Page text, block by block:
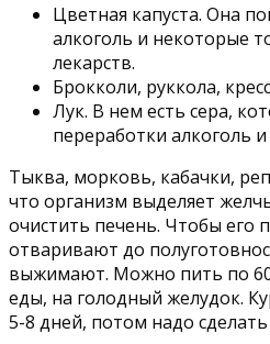
Цветная капуста. Она
алкоголь и некоторые
лекарств.
Брокколи, руккола,
Лук. В нем есть сера,
переработки алкоголь
Тыква, морковь, кабачки,
что организм выделяет
очистить печень. Чтобы его
отваривают до
выжимают. Можно пить по
еды, на голодный желудок.
5-8 дней, потом надо